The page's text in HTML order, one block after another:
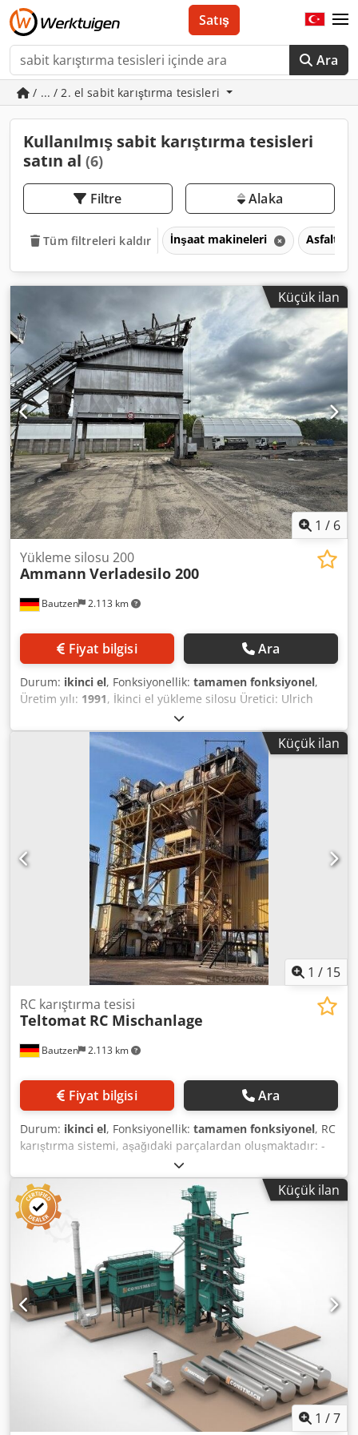
Ara
Satış
/ ... / 2. el sabit karıştırma tesisleri
Kullanılmış sabit karıştırma tesisleri
satın al (6)
Filtre Alaka
Tüm filtreleri kaldır İnşaat makineleri Asfalt
Küçük ilan
1 / 6
Bautzen 2.113 km
Yükleme silosu 200
Ammann Verladesilo 200
Fiyat bilgisi Ara
Durum: ikinci el, Fonksiyonellik: tamamen fonksiyonel,
Üretim yılı: 1991, İkinci el yükleme silosu Üretici: Ulrich
Toplam hacim: 200 ton -Kova taşıma sistemi Dodpfezq S
Ewox An Nekr -Vinç -Elektrik tesisatı
Küçük ilan
1 / 15
Bautzen 2.113 km
RC karıştırma tesisi
Teltomat RC Mischanlage
Fiyat bilgisi Ara
Durum: ikinci el, Fonksiyonellik: tamamen fonksiyonel, RC
karıştırma sistemi, aşağıdaki parçalardan oluşmaktadır: -
Tamamen çelik konstrüksiyon Dedpfx Anezq S D Ho Nokr -
Brülörlü kurutma tamburu -2 adet elevatör/kovalı besleyici
-Elektrik tesisatı
Küçük ilan
1 /7